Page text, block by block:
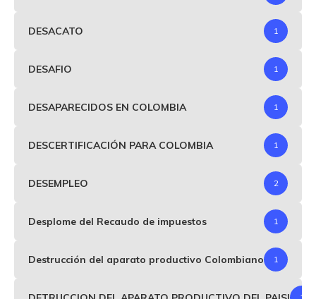
DESACATO 1
DESAFIO 1
DESAPARECIDOS EN COLOMBIA 1
DESCERTIFICACIÓN PARA COLOMBIA 1
DESEMPLEO 2
Desplome del Recaudo de impuestos 1
Destrucción del aparato productivo Colombiano 1